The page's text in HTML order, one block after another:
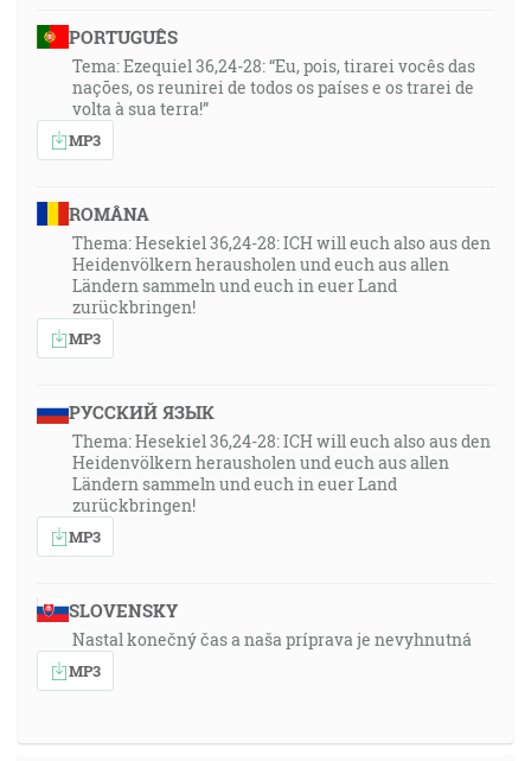
PORTUGUÊS
Tema: Ezequiel 36,24-28: “Eu, pois, tirarei vocês das
nações, os reunirei de todos os países e os trarei de
volta à sua terra!”
MP3
ROMÂNA
Thema: Hesekiel 36,24-28: ICH will euch also aus den
Heidenvölkern herausholen und euch aus allen
Ländern sammeln und euch in euer Land
zurückbringen!
MP3
РУССКИЙ ЯЗЫК
Thema: Hesekiel 36,24-28: ICH will euch also aus den
Heidenvölkern herausholen und euch aus allen
Ländern sammeln und euch in euer Land
zurückbringen!
MP3
SLOVENSKY
Nastal konečný čas a naša príprava je nevyhnutná
MP3